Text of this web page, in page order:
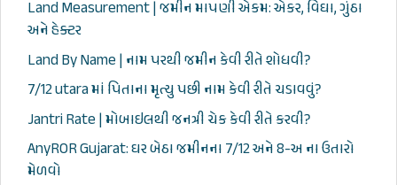
Land Measurement | જમીન માપણી એકમ: એકર, વિઘા, ગુંઠા
અને હેક્ટર
Land By Name | નામ પરથી જમીન કેવી રીતે શોધવી?
7/12 utara માં પિતાના મૃત્યુ પછી નામ કેવી રીતે ચડાવવું?
Jantri Rate | મોબાઇલથી જનત્રી ચેક કેવી રીતે કરવી?
AnyROR Gujarat: ઘર બેઠા જમીનના 7/12 અને 8-અ ના ઉતારો
મેળવો